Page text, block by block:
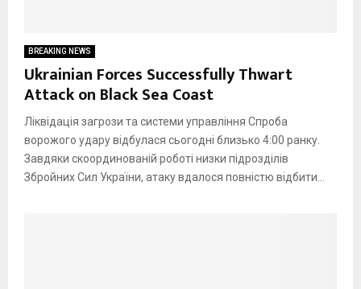
BREAKING NEWS
Ukrainian Forces Successfully Thwart
Attack on Black Sea Coast
Ліквідація загрози та системи управління Спроба
ворожого удару відбулася сьогодні близько 4:00 ранку.
Завдяки скоординованій роботі низки підрозділів
Збройних Сил України, атаку вдалося повністю відбити...